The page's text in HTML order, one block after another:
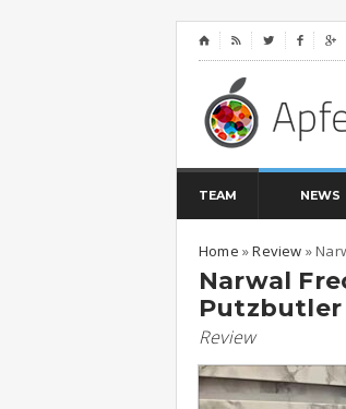
⌂    
TEAM NEWS
Home »Review »
Narwal
Putzbutler
Review